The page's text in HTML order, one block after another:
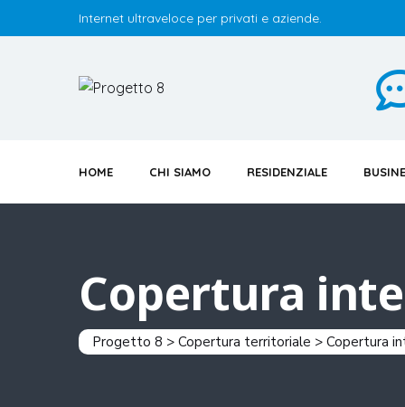
Internet ultraveloce per privati e aziende.
HOME CHI SIAMO RESIDENZIALE
Copertura
Progetto 8 > Copertura territoriale > Copertura